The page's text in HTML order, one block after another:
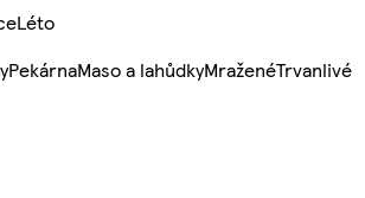
Léto
PekárnaMaso a lahůdkyMraženéTrvanlivé